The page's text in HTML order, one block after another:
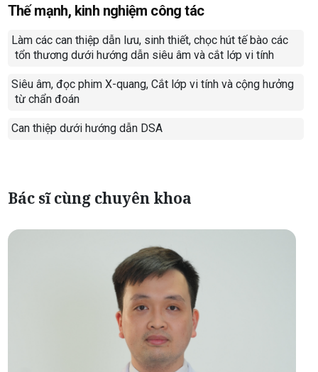
Thế mạnh, kinh nghiệm công tác
Làm các can thiệp dẫn lưu, sinh thiết, chọc hút tế bào các
tổn thương dưới hướng dẫn siêu âm và cắt lớp vi tính
Siêu âm, đọc phim X-quang, Cắt lớp vi tính và cộng hưởng
từ chẩn đoán
Can thiệp dưới hướng dẫn DSA
Bác sĩ cùng chuyên khoa